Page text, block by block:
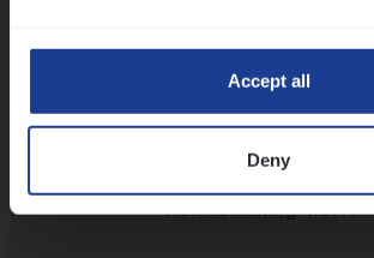
Accept all
Deny
Kennismaking met HR